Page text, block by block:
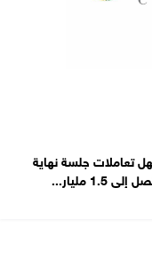
تعاملات جلسة نهاية
مليار...